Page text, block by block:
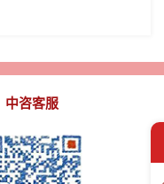
中咨客服